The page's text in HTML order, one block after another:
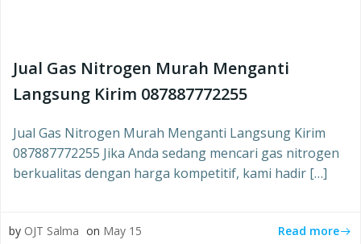
Jual Gas Nitrogen Murah Menganti
Langsung Kirim 087887772255
Jual Gas Nitrogen Murah Menganti Langsung Kirim
087887772255 Jika Anda sedang mencari gas nitrogen
berkualitas dengan harga kompetitif, kami hadir […]
by OJT Salma on May 15 Read more